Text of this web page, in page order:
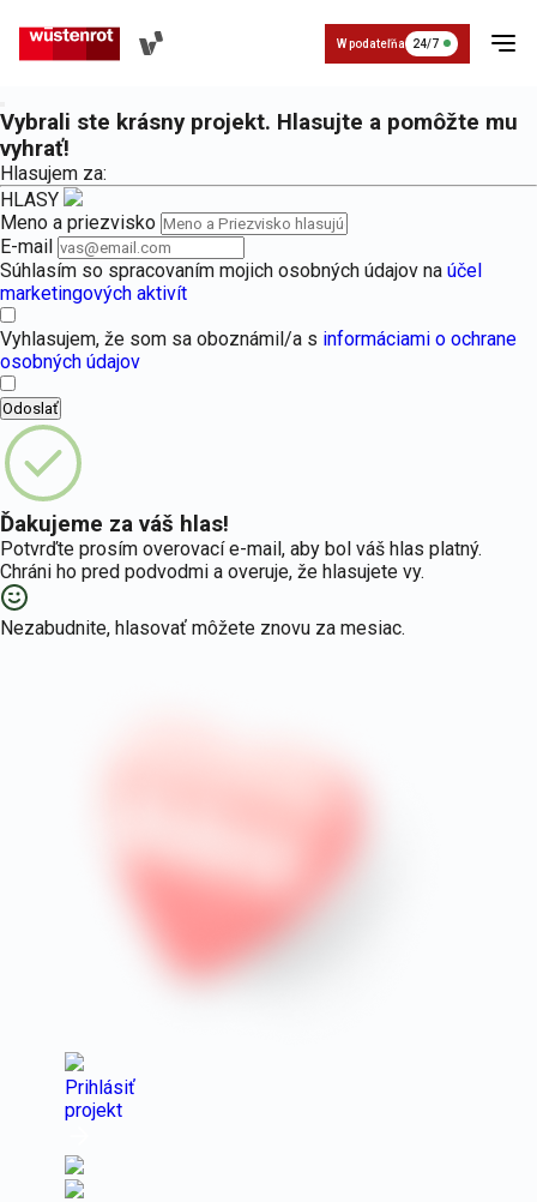
W podateľňa 24/7
Poistenie
Cestovné
poistenie
Životné
poistenie
Poistenie
majetku
Poistenia
Povinné zmluvné poistenie pre vozidlá
Poistenie Vývozné a prevozné
Krátkodobé povinné zmluvné
O nás a
Pre
médiá
Naše
aktivity
Základné údaje o Wüstenrot
Míľníky Wüstenrokov
Míľníky Wüstenrokov
Kontakt
Zoznam pobočiek
Vybrali ste krásny projekt. Hlasujte a pomôžte mu
vyhrať!
Hlasujem za:
HLASY
Meno a priezvisko
E-mail
Súhlasím so spracovaním mojich osobných údajov na účel
marketingových aktivít
Vyhlasujem, že som sa oboznámil/a s informáciami o ochrane
osobných údajov
Odoslať
Ďakujeme za váš hlas!
Potvrďte prosím overovací e-mail, aby bol váš hlas platný.
Chráni ho pred podvodmi a overuje, že hlasujete vy.
Nezabudnite, hlasovať môžete znovu za mesiac.
Prihlásiť
projekt